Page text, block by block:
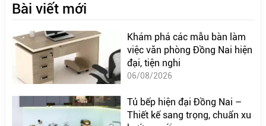
Bài viết mới
Khám phá các mẫu bàn làm
việc văn phòng Đồng Nai hiện
đại, tiện nghi
06/08/2026
Tủ bếp hiện đại Đồng Nai –
Thiết kế sang trọng, chuẩn xu